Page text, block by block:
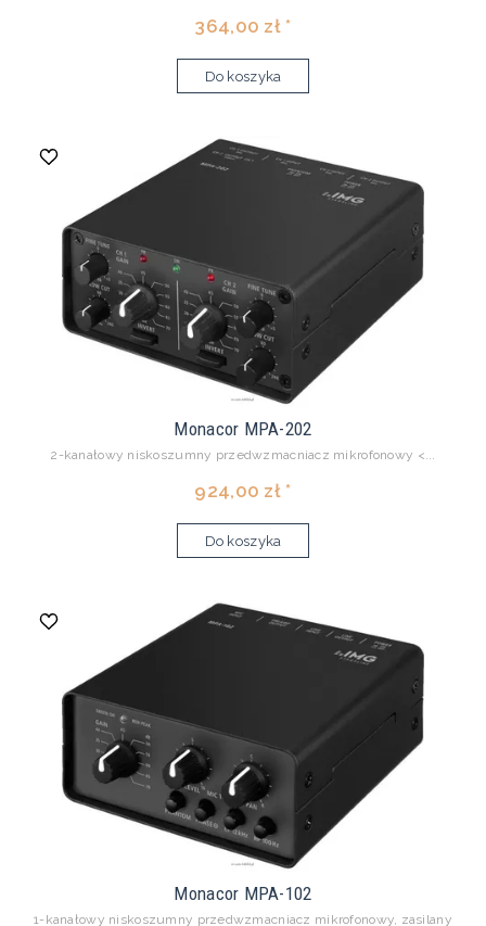
364,00 zł *
Do koszyka
Monacor MPA-202
2-kanałowy niskoszumny przedwzmacniacz mikrofonowy <...
924,00 zł *
Do koszyka
Monacor MPA-102
1-kanałowy niskoszumny przedwzmacniacz mikrofonowy, zasilany